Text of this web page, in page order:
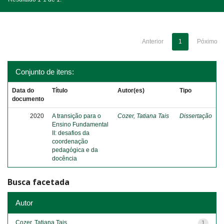
Anterior 1 Póximo
Conjunto de itens:
Data do
documento
Título Autor(es) Tipo
2020
A transição para o
Ensino Fundamental
II: desafios da
coordenação
pedagógica e da
docência
Cozer, Tatiana Tais Dissertação
Busca facetada
Autor
Cozer, Tatiana Tais